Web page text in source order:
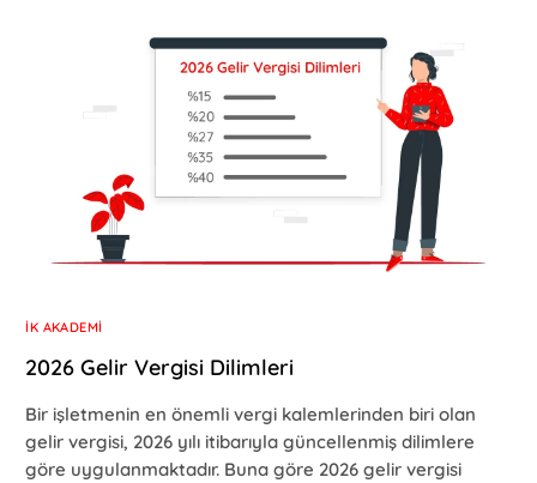
İK AKADEMI
2026 Gelir Vergisi Dilimleri
Bir işletmenin en önemli vergi kalemlerinden biri olan
gelir vergisi, 2026 yılı itibarıyla güncellenmiş dilimlere
göre uygulanmaktadır. Buna göre 2026 gelir vergisi